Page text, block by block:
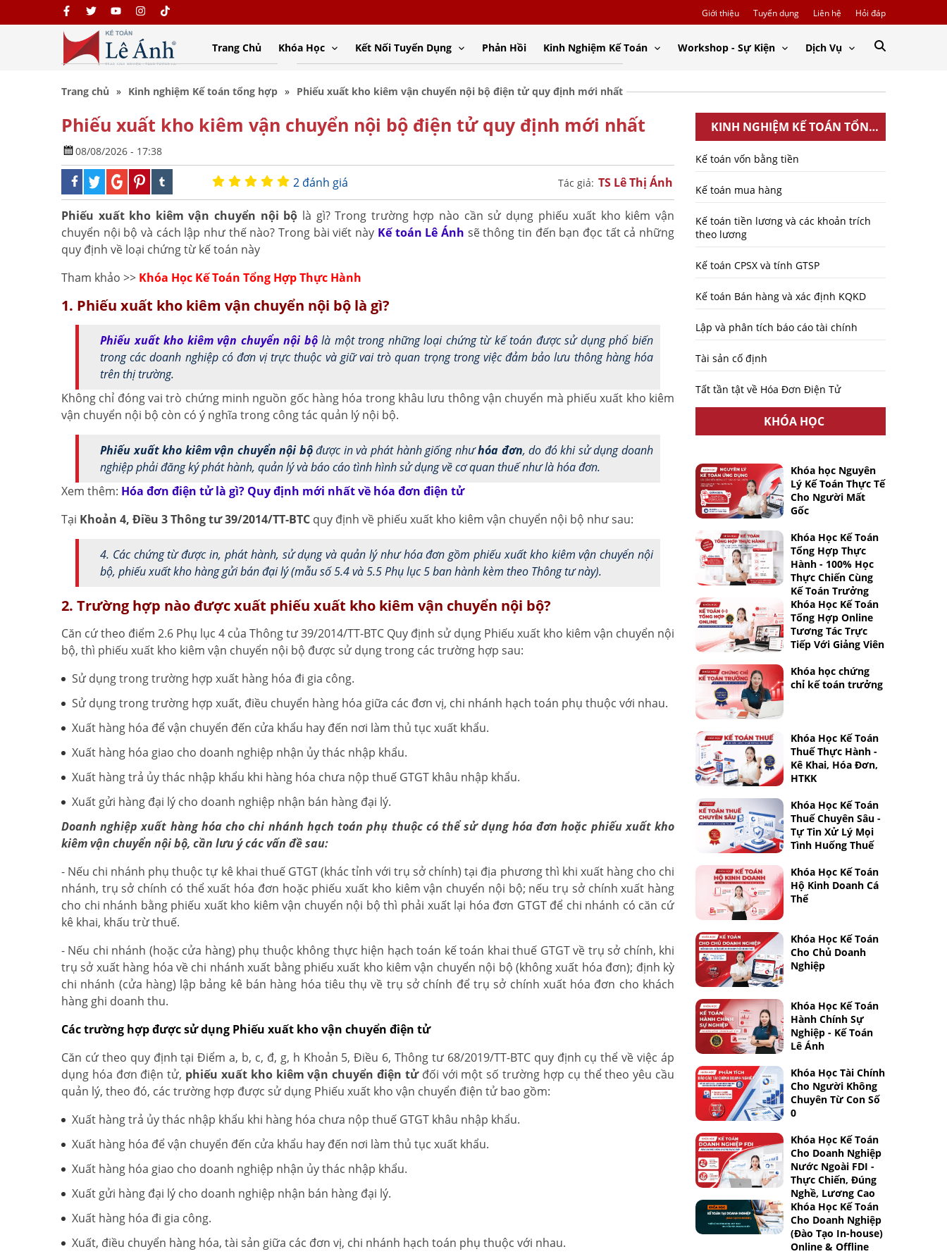
Giới thiệu Tuyển dụng Liên hệ Hỏi đáp
Trang Chủ Khóa Học Kết Nối Tuyển Dụng Phản Hồi Kinh Nghiệm Kế Toán Workshop - Sự Kiện Dịch Vụ
Trang chủ Kinh nghiệm Kế toán tổng hợp Phiếu xuất kho kiêm vận chuyển nội bộ điện tử quy định mới nhất
Phiếu xuất kho kiêm vận chuyển nội bộ điện tử quy định mới nhất
08/08/2026 - 17:38
2 đánh giá Tác giả: TS Lê Thị Ánh
Phiếu xuất kho kiêm vận chuyển nội bộ là gì? Trong trường hợp nào cần sử dụng phiếu xuất kho kiêm vận
chuyển nội bộ và cách lập như thế nào? Trong bài viết này Kế toán Lê Ánh sẽ thông tin đến bạn đọc tất cả những
quy định về loại chứng từ kế toán này
Tham khảo >> Khóa Học Kế Toán Tổng Hợp Thực Hành
1. Phiếu xuất kho kiêm vận chuyển nội bộ là gì?
Phiếu xuất kho kiêm vận chuyển nội bộlà một trong những loại chứng từ kế toán được sử dụng phổ biến
trong các doanh nghiệp có đơn vị trực thuộc và giữ vai trò quan trọng trong việc đảm bảo lưu thông hàng hóa
trên thị trường.
Không chỉ đóng vai trò chứng minh nguồn gốc hàng hóa trong khâu lưu thông vận chuyển mà phiếu xuất kho kiêm
vận chuyển nội bộ còn có ý nghĩa trong công tác quản lý nội bộ.
Phiếu xuất kho kiêm vận chuyển nội bộđược in và phát hành giống nhưhóa đơn, do đó khi sử dụng doanh
nghiệp phải đăng ký phát hành, quản lý và báo cáo tình hình sử dụng về cơ quan thuế như là hóa đơn.
Xem thêm: Hóa đơn điện tử là gì? Quy định mới nhất về hóa đơn điện tử
Tại Khoản 4, Điều 3 Thông tư 39/2014/TT-BTC quy định về phiếu xuất kho kiêm vận chuyển nội bộ như sau:
4. Các chứng từ được in, phát hành, sử dụng và quản lý như hóa đơn gồm phiếu xuất kho kiêm vận chuyển nội
bộ, phiếu xuất kho hàng gửi bán đại lý (mẫu số 5.4 và 5.5 Phụ lục 5 ban hành kèm theo Thông tư này).
2. Trường hợp nào được xuất phiếu xuất kho kiêm vận chuyển nội bộ?
Căn cứ theo điểm 2.6 Phụ lục 4 của Thông tư 39/2014/TT-BTC Quy định sử dụng Phiếu xuất kho kiêm vận chuyển nội
bộ, thì phiếu xuất kho kiêm vận chuyển nội bộ được sử dụng trong các trường hợp sau:
Sử dụng trong trường hợp xuất hàng hóa đi gia công.
Sử dụng trong trường hợp xuất, điều chuyển hàng hóa giữa các đơn vị, chi nhánh hạch toán phụ thuộc với nhau.
Xuất hàng hóa để vận chuyển đến cửa khẩu hay đến nơi làm thủ tục xuất khẩu.
Xuất hàng hóa giao cho doanh nghiệp nhận ủy thác nhập khẩu.
Xuất hàng trả ủy thác nhập khẩu khi hàng hóa chưa nộp thuế GTGT khâu nhập khẩu.
Xuất gửi hàng đại lý cho doanh nghiệp nhận bán hàng đại lý.
Doanh nghiệp xuất hàng hóa cho chi nhánh hạch toán phụ thuộc có thể sử dụng hóa đơn hoặc phiếu xuất kho
kiêm vận chuyển nội bộ, cần lưu ý các vấn đề sau:
- Nếu chi nhánh phụ thuộc tự kê khai thuế GTGT (khác tỉnh với trụ sở chính) tại địa phương thì khi xuất hàng cho chi
nhánh, trụ sở chính có thể xuất hóa đơn hoặc phiếu xuất kho kiêm vận chuyển nội bộ; nếu trụ sở chính xuất hàng
cho chi nhánh bằng phiếu xuất kho kiêm vận chuyển nội bộ thì phải xuất lại hóa đơn GTGT để chi nhánh có căn cứ
kê khai, khấu trừ thuế.
- Nếu chi nhánh (hoặc cửa hàng) phụ thuộc không thực hiện hạch toán kế toán khai thuế GTGT về trụ sở chính, khi
trụ sở xuất hàng hóa về chi nhánh xuất bằng phiếu xuất kho kiêm vận chuyển nội bộ (không xuất hóa đơn); định kỳ
chi nhánh (cửa hàng) lập bảng kê bán hàng hóa tiêu thụ về trụ sở chính để trụ sở chính xuất hóa đơn cho khách
hàng ghi doanh thu.
Các trường hợp được sử dụng Phiếu xuất kho vận chuyển điện tử
Căn cứ theo quy định tại Điểm a, b, c, đ, g, h Khoản 5, Điều 6, Thông tư 68/2019/TT-BTC quy định cụ thể về việc áp
dụng hóa đơn điện tử, phiếu xuất kho kiêm vận chuyển điện tửđối với một số trường hợp cụ thể theo yêu cầu
quản lý, theo đó, các trường hợp được sử dụng Phiếu xuất kho vận chuyển điện tử bao gồm:
Xuất hàng trả ủy thác nhập khẩu khi hàng hóa chưa nộp thuế GTGT khâu nhập khẩu.
Xuất hàng hóa để vận chuyển đến cửa khẩu hay đến nơi làm thủ tục xuất khẩu.
Xuất hàng hóa giao cho doanh nghiệp nhận ủy thác nhập khẩu.
Xuất gửi hàng đại lý cho doanh nghiệp nhận bán hàng đại lý.
Xuất hàng hóa đi gia công.
Xuất, điều chuyển hàng hóa, tài sản giữa các đơn vị, chi nhánh hạch toán phụ thuộc với nhau.
KINH NGHIỆM KẾ TOÁN TỔNG
HỢP
Kế toán vốn bằng tiền
Kế toán mua hàng
Kế toán tiền lương và các khoản trích
theo lương
Kế toán CPSX và tính GTSP
Kế toán Bán hàng và xác định KQKD
Lập và phân tích báo cáo tài chính
Tài sản cố định
Tất tần tật về Hóa Đơn Điện Tử
KHÓA HỌC
Khóa học Nguyên
Lý Kế Toán Thực Tế
Cho Người Mất
Gốc
Khóa Học Kế Toán
Tổng Hợp Thực
Hành - 100% Học
Thực Chiến Cùng
Kế Toán Trưởng
Khóa Học Kế Toán
Tổng Hợp Online
Tương Tác Trực
Tiếp Với Giảng Viên
Khóa học chứng
chỉ kế toán trưởng
Khóa Học Kế Toán
Thuế Thực Hành -
Kê Khai, Hóa Đơn,
HTKK
Khóa Học Kế Toán
Thuế Chuyên Sâu -
Tự Tin Xử Lý Mọi
Tình Huống Thuế
Khóa Học Kế Toán
Hộ Kinh Doanh Cá
Thể
Khóa Học Kế Toán
Cho Chủ Doanh
Nghiệp
Khóa Học Kế Toán
Hành Chính Sự
Nghiệp - Kế Toán
Lê Ánh
Khóa Học Tài Chính
Cho Người Không
Chuyên Từ Con Số
0
Khóa Học Kế Toán
Cho Doanh Nghiệp
Nước Ngoài FDI -
Thực Chiến, Đúng
Nghề, Lương Cao
Khóa Học Kế Toán
Cho Doanh Nghiệp
(Đào Tạo In-house)
Online & Offline